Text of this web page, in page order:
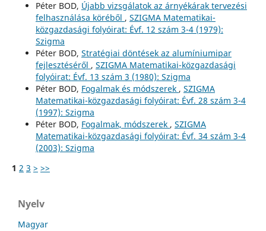
Péter BOD, Újabb vizsgálatok az árnyékárak tervezési
felhasználása köréből , SZIGMA Matematikai-
közgazdasági folyóirat: Évf. 12 szám 3-4 (1979):
Szigma
Péter BOD, Stratégiai döntések az alumíniumipar
fejlesztéséről , SZIGMA Matematikai-közgazdasági
folyóirat: Évf. 13 szám 3 (1980): Szigma
Péter BOD, Fogalmak és módszerek , SZIGMA
Matematikai-közgazdasági folyóirat: Évf. 28 szám 3-4
(1997): Szigma
Péter BOD, Fogalmak, módszerek , SZIGMA
Matematikai-közgazdasági folyóirat: Évf. 34 szám 3-4
(2003): Szigma
1 2 3 > >>
Nyelv
Magyar